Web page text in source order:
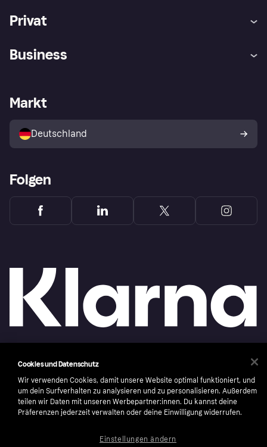
Privat
Klarna App
Shops entdecken
Käuferschutzrichtlinie
Dein Widerrufsrecht
Business
Händlerportal
Markt
Deutschland
Folgen
Copyright © 2005-2026 Klarna Bank AB (publ). Headquarters: Stockholm, Sweden. All
rights reserved. Klarna Bank AB (publ). Sveavägen 46, 111 34 Stockholm. Organization
NutzungsbedingungenCookiesKlarna.com
Cookies und Datenschutz
Wir verwenden Cookies, damit unsere Website optimal funktioniert, und
um dein Surfverhalten zu analysieren und zu personalisieren. Außerdem
teilen wir Daten mit unseren Werbepartner:innen. Du kannst deine
Präferenzen jederzeit verwalten oder deine Einwilligung widerrufen.
Einstellungen ändern